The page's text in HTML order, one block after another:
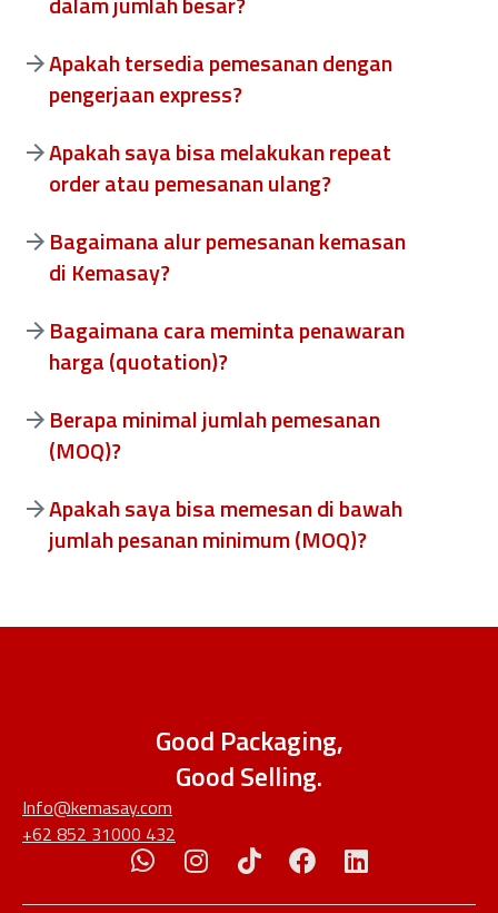
Apakah tersedia pemesanan dengan
pengerjaan express?
Apakah saya bisa melakukan repeat
order atau pemesanan ulang?
Bagaimana alur pemesanan kemasan
di Kemasay?
Bagaimana cara meminta penawaran
harga (quotation)?
Berapa minimal jumlah pemesanan
(MOQ)?
Apakah saya bisa memesan di bawah
jumlah pesanan minimum (MOQ)?
Good Packaging,
Good Selling.
Info@kemasay.com
+62 852 31000 432